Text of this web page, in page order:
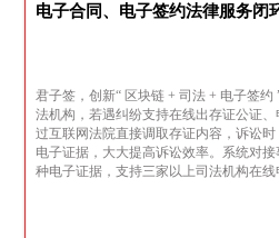
电子合同、电子签约法律服务闭
君子签，创新“ 区块链 + 司法 + 电子签约
法机构，若遇纠纷支持在线出存证公证
过互联网法院直接调取存证内容，诉讼
电子证据，大大提高诉讼效率。系统对
种电子证据，支持三家以上司法机构在线